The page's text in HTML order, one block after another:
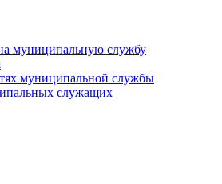
муниципальную службу
муниципальной службы
служащих